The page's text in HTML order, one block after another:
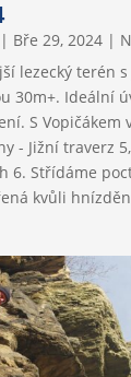
| Bře 29, 2024|
lezecký terén
30m+. Ideální
S Vopičákem
- Jižní traverz
6. Střídáme
kvůli